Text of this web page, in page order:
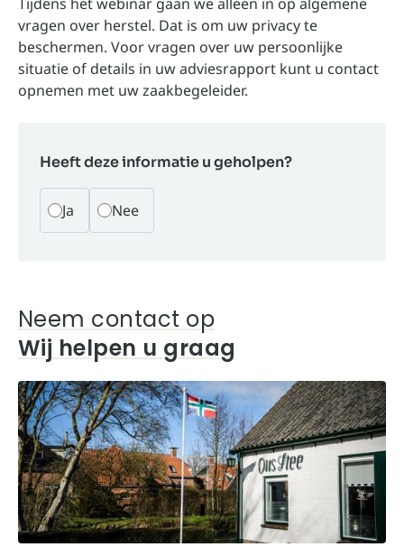
vragen over herstel. Dat is om uw privacy te
beschermen. Voor vragen over uw persoonlijke
situatie of details in uw adviesrapport kunt u contact
opnemen met uw zaakbegeleider.
Heeft deze informatie u geholpen?
Ja Nee
Neem contact op
Wij helpen u graag